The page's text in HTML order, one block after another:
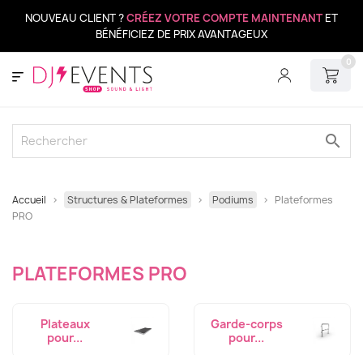
NOUVEAU CLIENT ?CRÉEZ VOTRE COMPTE MAINTENANT ET
BÉNÉFICIEZ DE PRIX AVANTAGEUX
0
search
Accueil Structures & Plateformes Podiums
Plateformes
PRO
PLATEFORMES PRO
Plateaux
pour...
Garde-corps
pour...